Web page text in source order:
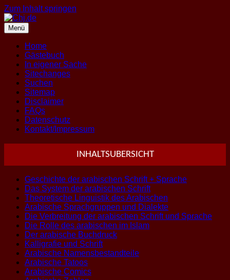
Zum Inhalt springen
Menü
Home
Gästebuch
In eigener Sache
Sitechanges
Suchen
Sitemap
Disclaimer
FAQs
Datenschutz
Kontakt/Impressum
INHALTSUBERSICHT
Geschichte der arabischen Schrift + Sprache
Das System der arabischen Schrift
Theoretische Linguistik des Arabischen
Arabische Sprachgruppen und Dialekte
Die Verbreitung der arabischen Schrift und Sprache
Die Rolle des arabischen im Islam
Der arabische Buchdruck
Kalligrafie und Schrift
Arabische Namensbestandteile
Arabische Tatoos
Arabische Comics